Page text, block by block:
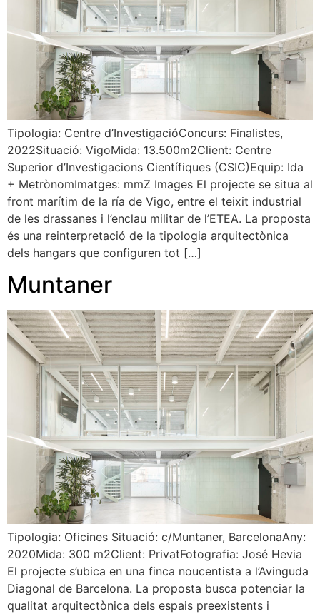
Tipologia: Centre d’InvestigacióConcurs: Finalistes,
2022Situació: VigoMida: 13.500m2Client: Centre
Superior d’Investigacions Científiques (CSIC)Equip: Ida
+ MetrònomImatges: mmZ Images El projecte se situa al
front marítim de la ría de Vigo, entre el teixit industrial
de les drassanes i l’enclau militar de l’ETEA. La proposta
és una reinterpretació de la tipologia arquitectònica
dels hangars que configuren tot […]
Muntaner
Tipologia: Oficines Situació: c/Muntaner, BarcelonaAny:
2020Mida: 300 m2Client: PrivatFotografia: José Hevia
El projecte s’ubica en una finca noucentista a l’Avinguda
Diagonal de Barcelona. La proposta busca potenciar la
qualitat arquitectònica dels espais preexistents i